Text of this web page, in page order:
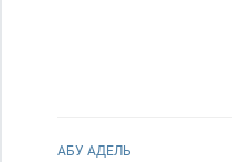
АБУ АДЕЛЬ